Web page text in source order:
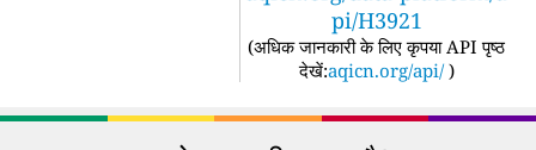
pi/H3921
(अधिक जानकारी के लिए कृपया API पृष्ठ
देखें:aqicn.org/api/ )